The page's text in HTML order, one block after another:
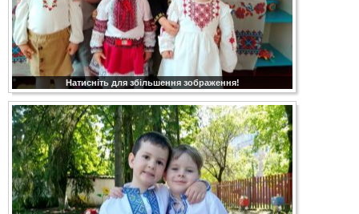
Натисніть для збільшення зображення!